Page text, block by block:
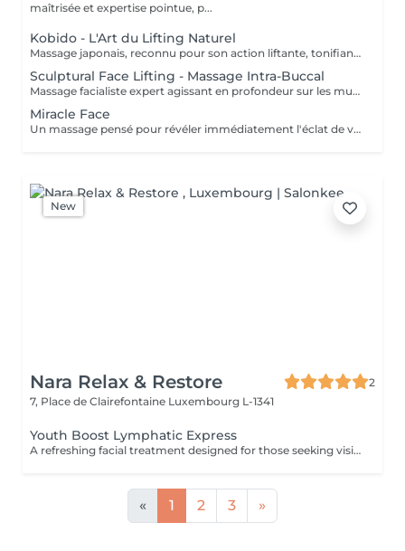
maîtrisée et expertise pointue, p...
Kobido - L'Art du Lifting Naturel
Massage japonais, reconnu pour son action liftante, tonifiante et anti-âge naturelle. Grâce à un enchaînement précis et rythmé de manuvres manuelles, le Kobido agit en profondeur sur les muscles du visage pour lisser les traits, redessiner l'ovale et raviver l'éclat de la peau. Ce massage stimule la circulation, l'oxygénation des tissus et la production naturelle de collagène et d'élastine, tout en libérant les tensions accumulées dans le visage. Le résultat : un visage plus tonique, reposé et visiblement revitalisé. Bénéfices : Effet liftant naturel et redéfinition des contours Tonification des muscles faciaux Peau plus ferme, plus lisse et plus lumineuse Traits défatigués et tensions relâchées Résultats visibles dès la première séance. Pour des effets durables, une pratique régulière est recommandée.
Sculptural Face Lifting - Massage Intra-Buccal
Massage facialiste expert agissant en profondeur sur les muscles du visage, y compris ceux inaccessibles par le massage externe. Cette technique avancée combine stretching facial et massage intra-buccal pour relâcher les tensions, sculpter les volumes et lifter naturellement le visage, le cou et le décolleté. En travaillant la musculature interne et externe, ce massage permet de redessiner l'ovale, rehausser les pommettes, lisser les traits et améliorer visiblement la qualité de la peau. Il stimule également la circulation sanguine et lymphatique, favorisant l'éclat, la tonicité et la régénération cutanée. Bénéfices : Ovale du visage redessiné, traits sculptés Lissage des rides, cernes et poches Peau plus ferme, plus lumineuse Libération des tensions profondes du visage Effet liftant naturel, sans injection Résultats visibles dès la première séance. Ce massage s'adresse aux visages marqués par le stress, les tensions ou le relâchement.
Miracle Face
Un massage pensé pour révéler immédiatement l'éclat de votre peau. Alliant drainage lymphatique doux et mouvements plus dynamiques, ce soin lisse les traits, défatigue le visage et relance la circulation. Résultat : un teint reposée, lumineux et radieux, des cernes & poches estompées pour un véritable coup d'éclat instantané.
New
Nara Relax & Restore
2
7, Place de Clairefontaine Luxembourg L-1341
Youth Boost Lymphatic Express
A refreshing facial treatment designed for those seeking visible results in a short amount of time. Cleansing, exfoliation, and targeted skincare help leave the complexion looking fresh, radiant, and revitalised. Facial lymphatic drainage can be incorporated upon request.
« 1 2 3 »